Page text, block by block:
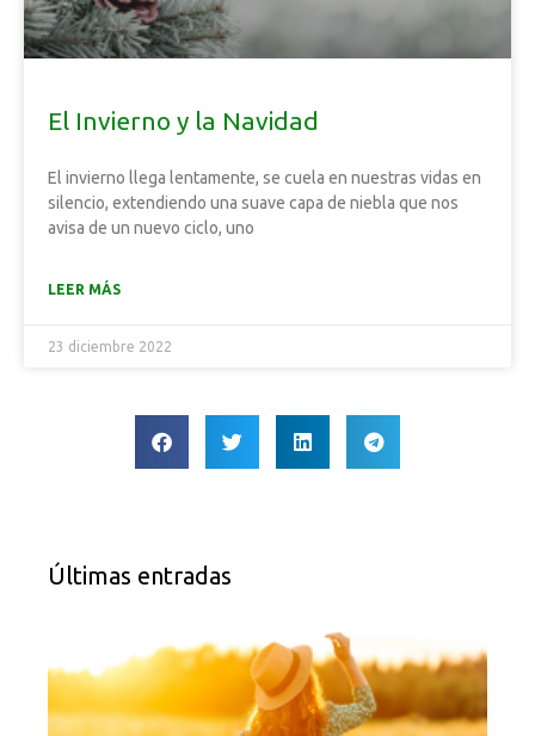
El Invierno y la Navidad
El invierno llega lentamente, se cuela en nuestras vidas en
silencio, extendiendo una suave capa de niebla que nos
avisa de un nuevo ciclo, uno
LEER MÁS
23 diciembre 2022
Últimas entradas